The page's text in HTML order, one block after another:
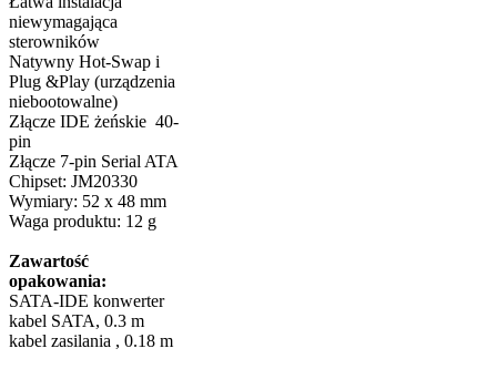
niewymagająca
sterowników
Natywny Hot-Swap i
Plug &Play (urządzenia
niebootowalne)
Złącze IDE żeńskie 40-
pin
Złącze 7-pin Serial ATA
Chipset: JM20330
Wymiary: 52 x 48 mm
Waga produktu: 12 g
Zawartość
opakowania:
SATA-IDE konwerter
kabel SATA, 0.3 m
kabel zasilania , 0.18 m